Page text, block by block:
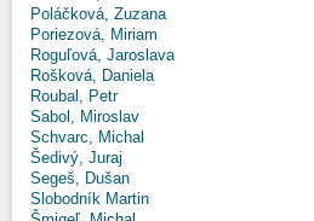
Poláčková, Zuzana
Poriezová, Miriam
Roguľová, Jaroslava
Rošková, Daniela
Roubal, Petr
Sabol, Miroslav
Schvarc, Michal
Šedivý, Juraj
Segeš, Dušan
Slobodník Martin